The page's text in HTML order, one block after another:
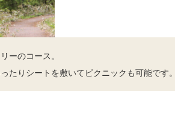
ーのコース。
たりシートを敷いてピクニックも可能です。